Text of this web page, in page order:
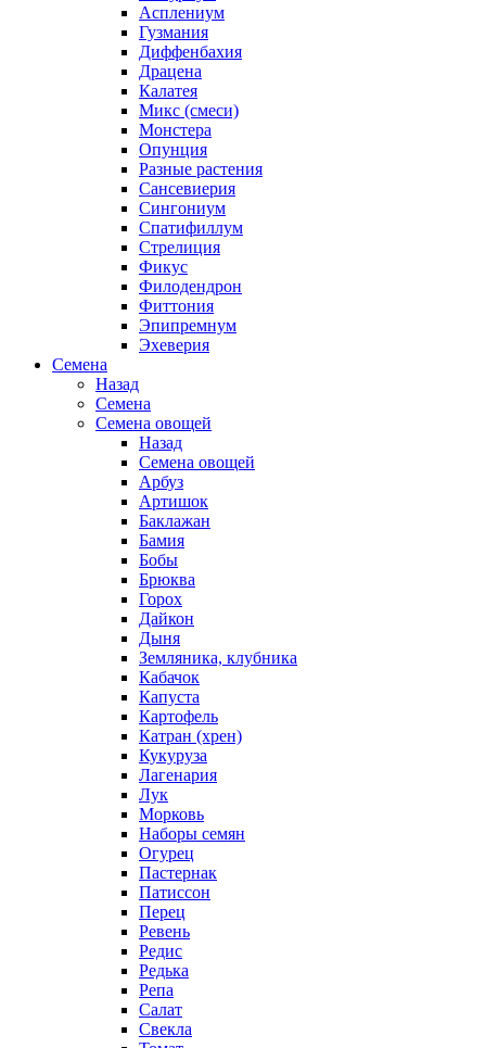
Асплениум
Гузмания
Диффенбахия
Драцена
Калатея
Микс (смеси)
Монстера
Опунция
Разные растения
Сансевиерия
Сингониум
Спатифиллум
Стрелиция
Фикус
Филодендрон
Фиттония
Эпипремнум
Эхеверия
Семена
Назад
Семена
Семена овощей
Назад
Семена овощей
Арбуз
Артишок
Баклажан
Бамия
Бобы
Брюква
Горох
Дайкон
Дыня
Земляника, клубника
Кабачок
Капуста
Картофель
Катран (хрен)
Кукуруза
Лагенария
Лук
Морковь
Наборы семян
Огурец
Пастернак
Патиссон
Перец
Ревень
Редис
Редька
Репа
Салат
Свекла